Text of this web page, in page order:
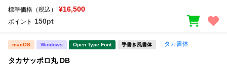
標準価格（税込） ¥16,500
ポイント 150pt
macOS Windows Open Type Font 手書き風書体 タカ書体
タカサッポロ丸 DB